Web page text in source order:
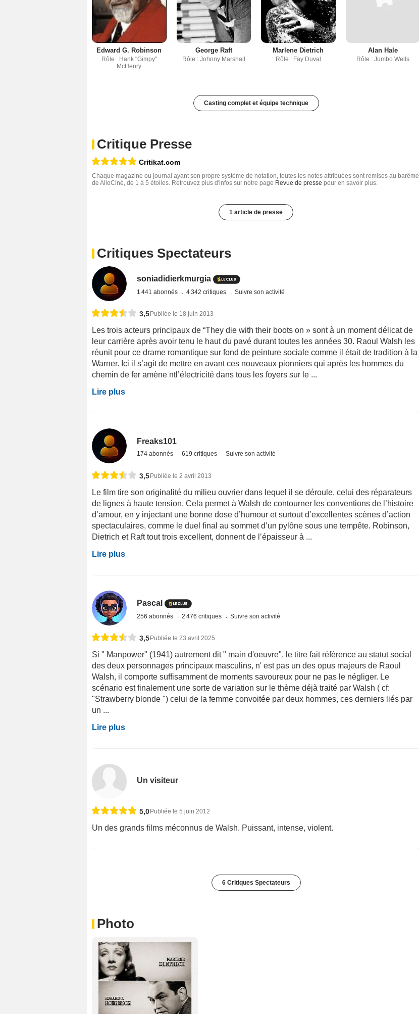
Edward G. Robinson
Rôle : Hank "Gimpy"
McHenry
George Raft
Rôle : Johnny Marshall
Marlene Dietrich
Rôle : Fay Duval
Alan Hale
Rôle : Jumbo Wells
Casting complet et équipe technique
Critique Presse
Critikat.com
Chaque magazine ou journal ayant son propre système de notation, toutes les notes attribuées sont remises au barême
de AlloCiné, de 1 à 5 étoiles. Retrouvez plus d'infos sur notre page Revue de presse pour en savoir plus.
1 article de presse
Critiques Spectateurs
soniadidierkmurgia
1 441 abonnés 4 342 critiques Suivre son activité
3,5Publiée le 18 juin 2013
Les trois acteurs principaux de “They die with their boots on » sont à un moment délicat de
leur carrière après avoir tenu le haut du pavé durant toutes les années 30. Raoul Walsh les
réunit pour ce drame romantique sur fond de peinture sociale comme il était de tradition à la
Warner. Ici il s’agit de mettre en avant ces nouveaux pionniers qui après les hommes du
chemin de fer amène ntl’électricité dans tous les foyers sur le ...
Lire plus
Freaks101
174 abonnés 619 critiques Suivre son activité
3,5 Publiée le 2 avril 2013
Le film tire son originalité du milieu ouvrier dans lequel il se déroule, celui des réparateurs
de lignes à haute tension. Cela permet à Walsh de contourner les conventions de l’histoire
d’amour, en y injectant une bonne dose d’humour et surtout d’excellentes scènes d’action
spectaculaires, comme le duel final au sommet d’un pylône sous une tempête. Robinson,
Dietrich et Raft tout trois excellent, donnent de l’épaisseur à ...
Lire plus
Pascal
256 abonnés 2 476 critiques Suivre son activité
3,5 Publiée le 23 avril 2025
Si " Manpower" (1941) autrement dit " main d'oeuvre", le titre fait référence au statut social
des deux personnages principaux masculins, n' est pas un des opus majeurs de Raoul
Walsh, il comporte suffisamment de moments savoureux pour ne pas le négliger. Le
scénario est finalement une sorte de variation sur le thème déjà traité par Walsh ( cf:
"Strawberry blonde ") celui de la femme convoitée par deux hommes, ces derniers liés par
un ...
Lire plus
Un visiteur
5,0 Publiée le 5 juin 2012
Un des grands films méconnus de Walsh. Puissant, intense, violent.
6 Critiques Spectateurs
Photo